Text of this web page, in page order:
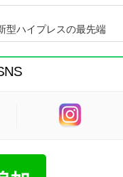
型ハイプレスの最先端